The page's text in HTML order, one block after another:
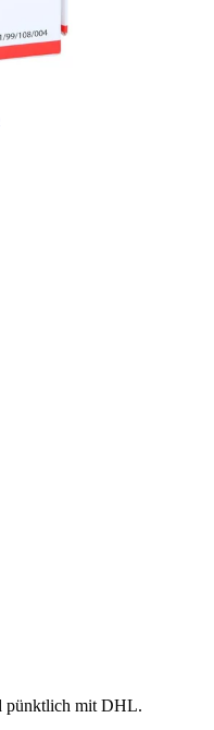
pünktlich mit DHL.